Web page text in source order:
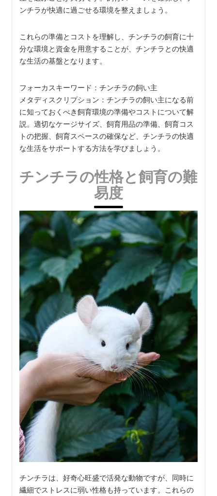
ンチラが快適に過ごせる環境を整えましょう。
これらの準備とコストを理解し、チンチラの飼育に十
分な環境と資金を用意することが、チンチラとの快適
な生活の基盤となります。
フォーカスキーワード：チンチラの飼い主
メタディスクリプション：チンチラの飼い主になる前
に知っておくべき飼育環境の準備やコストについて解
説。適切なケージサイズ、飼育用品の準備、飼育コス
トの把握、飼育スペースの確保など、チンチラの快適
な生活をサポートする方法を学びましょう。
チンチラの性格と飼育の難
易度
チンチラは、好奇心旺盛で活発な動物ですが、同時に
繊細でストレスに弱い性格も持っています。これらの